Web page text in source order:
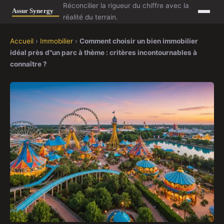
Réconcilier la rigueur du chiffre avec la
réalité du terrain.
Accueil › Immobilier › Comment choisir un bien immobilier
idéal près d"un parc à thème : critères incontournables à
connaître ?